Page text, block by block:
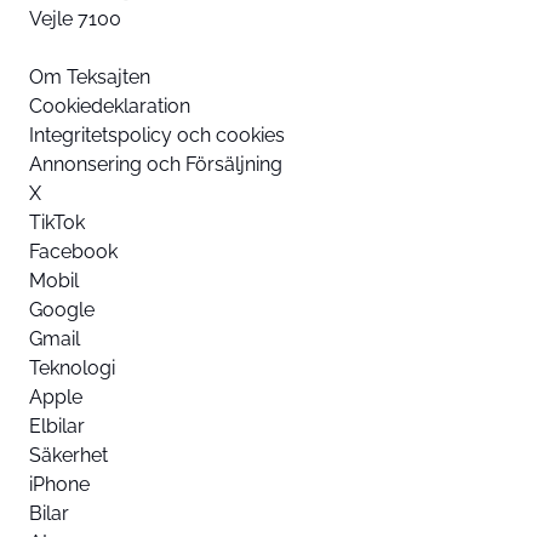
Vejle 7100
Om Teksajten
Cookiedeklaration
Integritetspolicy och cookies
Annonsering och Försäljning
X
TikTok
Facebook
Mobil
Google
Gmail
Teknologi
Apple
Elbilar
Säkerhet
iPhone
Bilar